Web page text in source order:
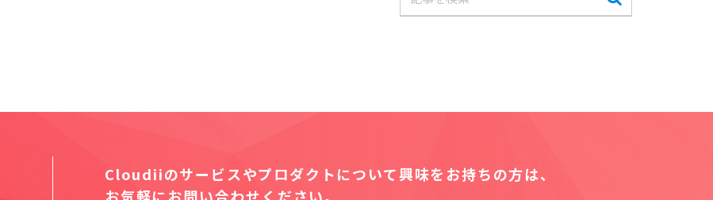
Cloudiiのサービスやプロダクトについて興味をお持ちの方は、